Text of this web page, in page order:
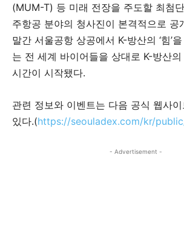
(MUM-T) 등 미래 전장을 주도할 최첨
주항공 분야의 청사진이 본격적으로 공
말간 서울공항 상공에서 K-방산의 ‘힘’
는 전 세계 바이어들을 상대로 K-방산의
시간이 시작됐다.
관련 정보와 이벤트는 다음 공식 웹사
있다.(https://seouladex.com/kr/
- Advertisement -